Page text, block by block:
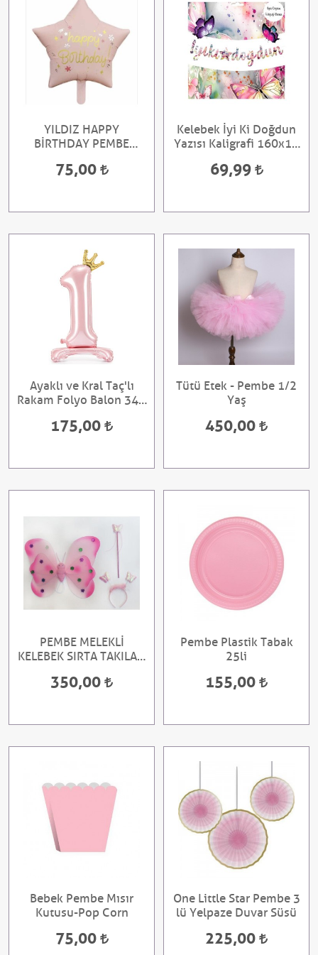
YILDIZ HAPPY
BİRTHDAY PEMBE
75,00
Kelebek İyi Ki Doğdun
Yazısı Kaligrafi 160x18
69,99
Ayaklı ve Kral Taç'lı
Rakam Folyo Balon 34 ''
175,00
Tütü Etek - Pembe 1/2
Yaş
450,00
PEMBE MELEKLİ
KELEBEK SIRTA TAKILAN
350,00
Pembe Plastik Tabak
25li
155,00
Bebek Pembe Mısır
Kutusu-Pop Corn
75,00
One Little Star Pembe 3
lü Yelpaze Duvar Süsü
225,00